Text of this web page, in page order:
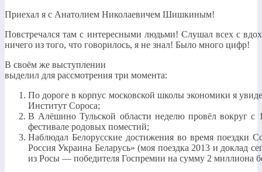
Приехал я с Анатолием Николаевичем Шишкиным!
Повстречался там с интересными людьми! Слушал всех с
ничего из того, что говорилось, я не знал! Было много цифр!
В своём же выступлении
выделил для рассмотрения три момента:
По дороге в корпус московской школы экономики я
Институт Сороса;
В Алёшино Тульской области неделю провёл вокруг
фестивале родовых поместий;
Наблюдал Белорусские достижения во время поездки
Россия Украина Беларусь» (моя поездка 2013 и доклад
из Росы — победителя Госпремии на сумму 2 миллиона